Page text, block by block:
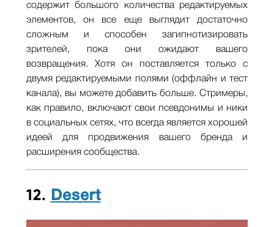
содержит большого количества редактируемых
элементов, он все еще выглядит достаточно
сложным и способен загипнотизировать
зрителей, пока они ожидают вашего
возвращения. Хотя он поставляется только с
двумя редактируемыми полями (оффлайн и тест
канала), вы можете добавить больше. Стримеры,
как правило, включают свои псевдонимы и ники
в социальных сетях, что всегда является хорошей
идеей для продвижения вашего бренда и
расширения сообщества.
12. Desert